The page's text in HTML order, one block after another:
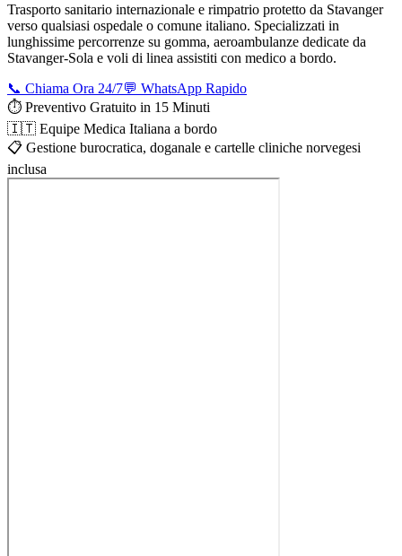
Trasporto sanitario internazionale e rimpatrio protetto da Stavanger
verso qualsiasi ospedale o comune italiano. Specializzati in
lunghissime percorrenze su gomma, aeroambulanze dedicate da
Stavanger-Sola e voli di linea assistiti con medico a bordo.
📞 Chiama Ora 24/7💬 WhatsApp Rapido
⏱️ Preventivo Gratuito in 15 Minuti
🇮🇹 Equipe Medica Italiana a bordo
📋 Gestione burocratica, doganale e cartelle cliniche norvegesi
inclusa